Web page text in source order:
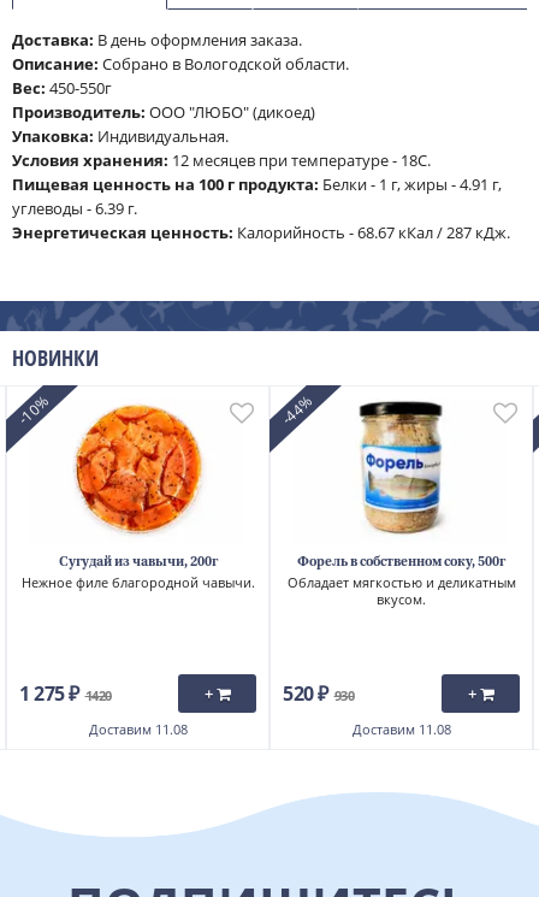
Доставка: В день оформления заказа.
Описание: Собрано в Вологодской области.
Вес: 450-550г
Производитель: ООО "ЛЮБО" (дикоед)
Упаковка: Индивидуальная.
Условия хранения: 12 месяцев при температуре - 18С.
Пищевая ценность на 100 г продукта: Белки - 1 г, жиры - 4.91 г,
углеводы - 6.39 г.
Энергетическая ценность: Калорийность - 68.67 кКал / 287 кДж.
НОВИНКИ
-10%
Сугудай из чавычи, 200г
Нежное филе благородной чавычи.
1 275 ₽ 1420 +
Доставим 11.08
-44%
Форель в собственном соку, 500г
Обладает мягкостью и деликатным
вкусом.
520 ₽ 930 +
Доставим 11.08